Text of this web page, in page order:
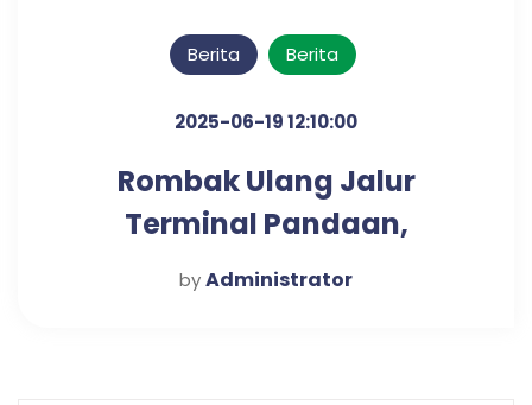
Berita Berita
2025-06-19 12:10:00
Rombak Ulang Jalur
Terminal Pandaan,
Bongkar Water Barrier, Tak
byAdministrator